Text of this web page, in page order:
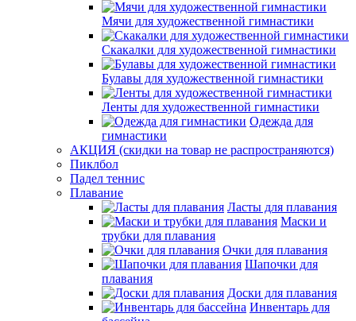
Мячи для художественной гимнастики
Скакалки для художественной гимнастики
Булавы для художественной гимнастики
Ленты для художественной гимнастики
Одежда для
гимнастики
АКЦИЯ (скидки на товар не распространяются)
Пиклбол
Падел теннис
Плавание
Ласты для плавания
Маски и
трубки для плавания
Очки для плавания
Шапочки для
плавания
Доски для плавания
Инвентарь для